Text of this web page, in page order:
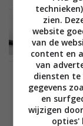
AUDIO
zien.
website
van de
content en
van
diensten te
gegevens
en
wijzigen
opties'